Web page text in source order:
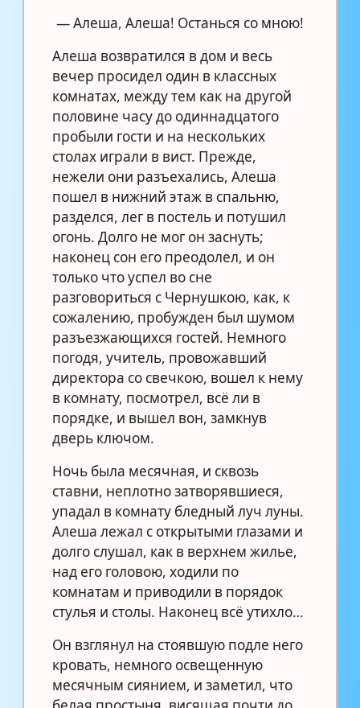
— Алеша, Алеша! Останься со мною!
Алеша возвратился в дом и весь
вечер просидел один в классных
комнатах, между тем как на другой
половине часу до одиннадцатого
пробыли гости и на нескольких
столах играли в вист. Прежде,
нежели они разъехались, Алеша
пошел в нижний этаж в спальню,
разделся, лег в постель и потушил
огонь. Долго не мог он заснуть;
наконец сон его преодолел, и он
только что успел во сне
разговориться с Чернушкою, как, к
сожалению, пробужден был шумом
разъезжающихся гостей. Немного
погодя, учитель, провожавший
директора со свечкою, вошел к нему
в комнату, посмотрел, всё ли в
порядке, и вышел вон, замкнув
дверь ключом.
Ночь была месячная, и сквозь
ставни, неплотно затворявшиеся,
упадал в комнату бледный луч луны.
Алеша лежал с открытыми глазами и
долго слушал, как в верхнем жилье,
над его головою, ходили по
комнатам и приводили в порядок
стулья и столы. Наконец всё утихло…
Он взглянул на стоявшую подле него
кровать, немного освещенную
месячным сиянием, и заметил, что